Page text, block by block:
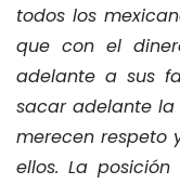
todos los
que con el
adelante a sus
sacar adelante la
merecen respeto
ellos. La